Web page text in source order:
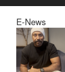
E-News